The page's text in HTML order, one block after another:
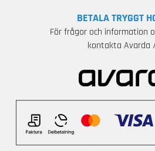
BETALA TRYGGT
För frågor och information
kontakta Avarda